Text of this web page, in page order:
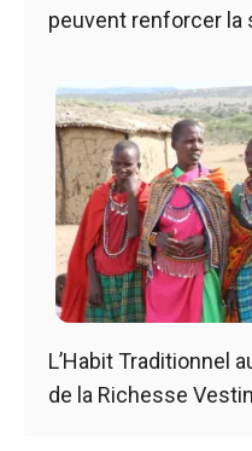
peuvent renforcer la
L’Habit Traditionnel
de la Richesse